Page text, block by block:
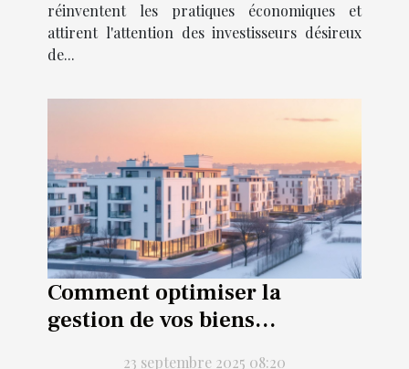
réinventent les pratiques économiques et
attirent l'attention des investisseurs désireux
de...
Comment optimiser la
gestion de vos biens
23 septembre 2025 08:20